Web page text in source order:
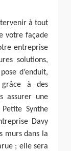
à tout
votre façade
entreprise
solutions,
d’enduit,
à des
assurer une
Synthe
Davy
murs dans la
; elle sera